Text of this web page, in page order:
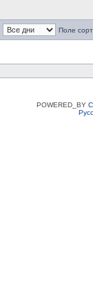
Поле
POWERED_BY